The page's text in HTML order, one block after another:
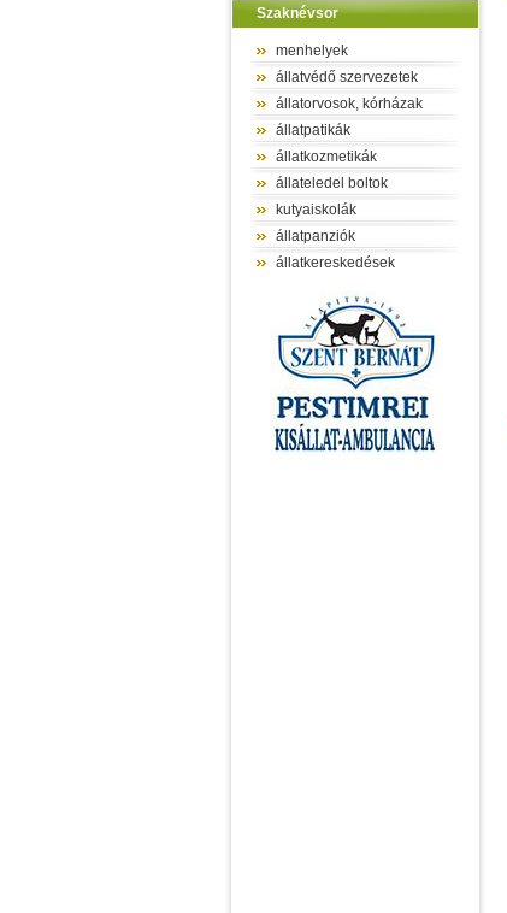
Szaknévsor
menhelyek
állatvédő szervezetek
állatorvosok, kórházak
állatpatikák
állatkozmetikák
állateledel boltok
kutyaiskolák
állatpanziók
állatkereskedések